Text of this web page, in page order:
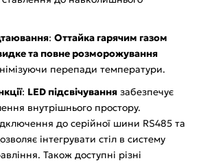
: Оттайка гарячим газом
та повне розморожування
перепади температури.
: LED підсвічування забезпечує
внутрішнього простору.
до серійної шини RS485 та
інтегрувати стіл в систему
Також доступні різні